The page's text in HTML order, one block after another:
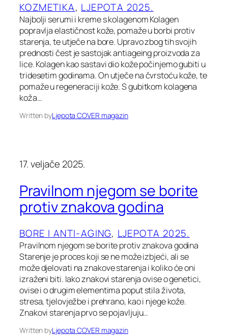
KOZMETIKA, LJEPOTA 2025.
Najbolji serumi i kreme s kolagenom Kolagen
popravlja elastičnost kože, pomaže u borbi protiv
starenja, te utječe na bore. Upravo zbog tih svojih
prednosti čest je sastojak antiageing proizvoda za
lice. Kolagen kao sastavi dio kože počinjemo gubiti u
tridesetim godinama. On utječe na čvrstoću kože, te
pomaže u regeneraciji kože. S gubitkom kolagena
koža…
Written byLjepota COVER magazin
17. veljače 2025.
Pravilnom njegom se borite
protiv znakova godina
BORE I ANTI-AGING, LJEPOTA 2025.
Pravilnom njegom se borite protiv znakova godina
Starenje je proces koji se ne može izbjeći, ali se
može djelovati na znakove starenja i koliko će oni
izraženi biti. Iako znakovi starenja ovise o genetici,
ovise i o drugim elementima poput stila života,
stresa, tjelovježbe i prehrano, kao i njege kože.
Znakovi starenja prvo se pojavljuju…
Written byLjepota COVER magazin